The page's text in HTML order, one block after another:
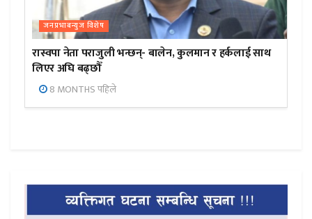
जनप्रभाबन्युज विशेष
रास्वपा नेता पराजुली भन्छन्- बालेन, कुलमान र हर्कलाई साथ
लिएर अघि बढ्छौँ
8 MONTHS पहिले